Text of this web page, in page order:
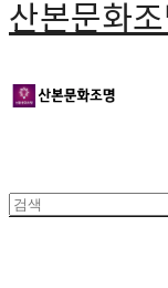
산본문화